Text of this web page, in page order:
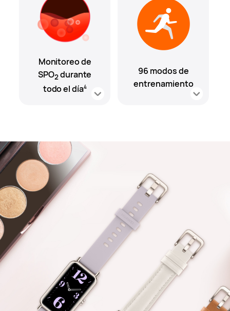
Monitoreo de
SPO2durante
todo el día4
96 modos de
entrenamiento